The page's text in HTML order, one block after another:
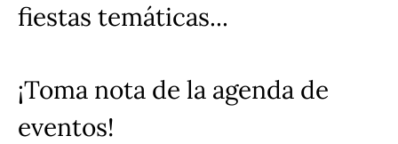
FacebookTwitterInstagramYouTube
fiestas temáticas...
¡Toma nota de la agenda de
eventos!